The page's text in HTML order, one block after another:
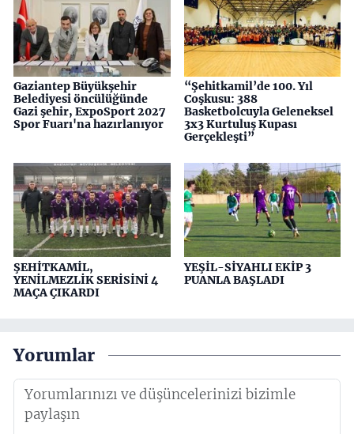
Gaziantep Büyükşehir
Belediyesi öncülüğünde
Gazi şehir, ExpoSport 2027
Spor Fuarı'na hazırlanıyor
“Şehitkamil’de 100. Yıl
Coşkusu: 388
Basketbolcuyla Geleneksel
3x3 Kurtuluş Kupası
Gerçekleşti”
ŞEHİTKAMİL,
YENİLMEZLİK SERİSİNİ 4
MAÇA ÇIKARDI
YEŞİL-SİYAHLI EKİP 3
PUANLA BAŞLADI
Yorumlar